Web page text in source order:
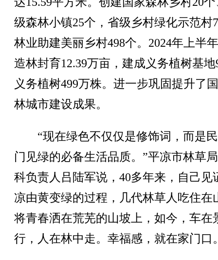
级森林小镇25个，省级乡村绿化示范村
林业助建美丽乡村498个。2024年上半
造林封育12.39万亩，建成义务植树基
义务植树499万株。进一步巩固提升了
林城市建设成果。
“现在绿色不仅仅是修饰词，而是
门见绿的必备生活品质。”平凉市林草
科负责人吕陆军说，40多年来，自己见
凉由黄变绿的过程，几代林草人吃住在
将青春洒在荒芜的山坡上，如今，车在
行，人在林中走。幸福感，就在家门口